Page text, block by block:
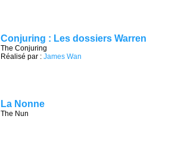
Conjuring : Les dossiers Warren
The Conjuring
Réalisé par : James Wan
La Nonne
The Nun